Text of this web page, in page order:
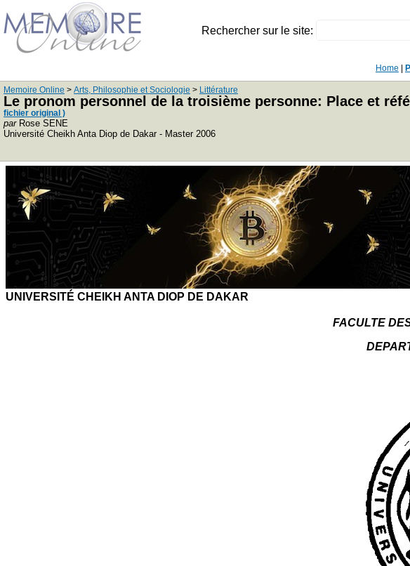
Rechercher sur le site:
Home
Memoire Online > Arts, Philosophie et Sociologie > Littérature
Le pronom personnel de la troisième personne: Place et
fichier original )
parRose SENE
Université Cheikh Anta Diop de Dakar - Master 2006
UNIVERSITÉ CHEIKH ANTA DIOP DE DAKAR
FACULTE